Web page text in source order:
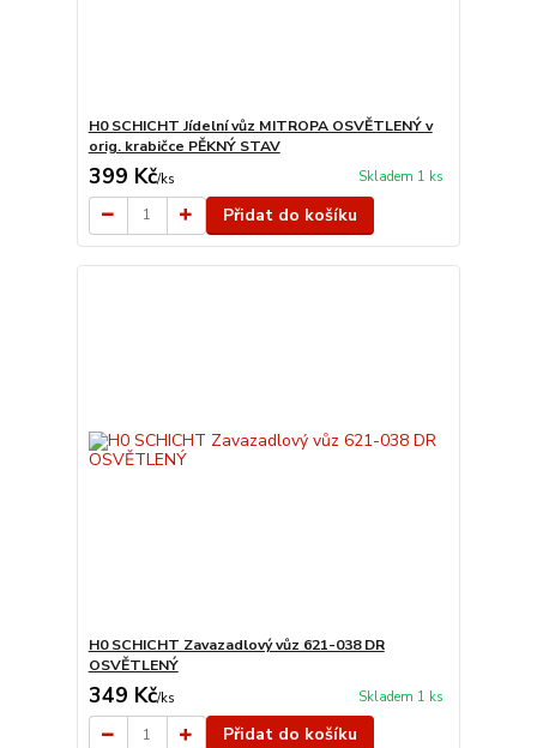
H0 SCHICHT Jídelní vůz MITROPA OSVĚTLENÝ v
orig. krabičce PĚKNÝ STAV
399 Kč/ks Skladem 1 ks
Přidat do košíku
H0 SCHICHT Zavazadlový vůz 621-038 DR
OSVĚTLENÝ
349 Kč/ks Skladem 1 ks
Přidat do košíku